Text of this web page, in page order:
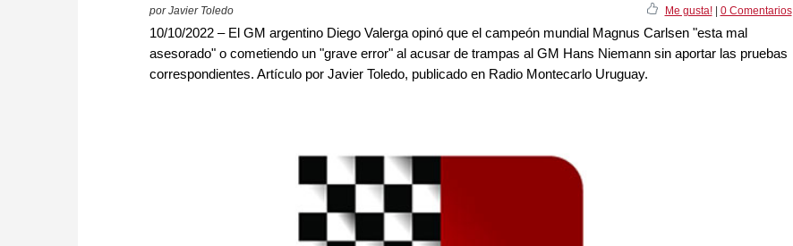
por Javier Toledo Me gusta!| 0 Comentarios
10/10/2022 – El GM argentino Diego Valerga opinó que el campeón mundial Magnus Carlsen "esta mal
asesorado" o cometiendo un "grave error" al acusar de trampas al GM Hans Niemann sin aportar las pruebas
correspondientes. Artículo por Javier Toledo, publicado en Radio Montecarlo Uruguay.